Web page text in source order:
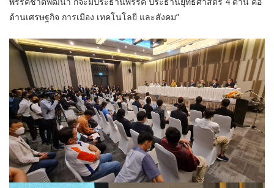
ด้านเศรษฐกิจ การเมือง เทคโนโลยี และสังคม”